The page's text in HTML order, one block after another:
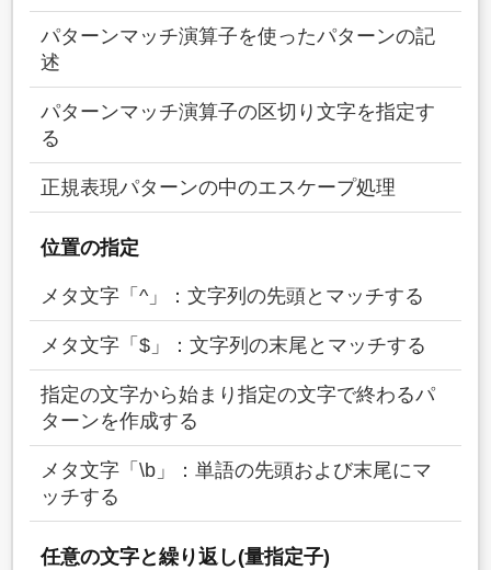
パターンマッチ演算子を使ったパターンの記
述
パターンマッチ演算子の区切り文字を指定す
る
正規表現パターンの中のエスケープ処理
位置の指定
メタ文字「^」：文字列の先頭とマッチする
メタ文字「$」：文字列の末尾とマッチする
指定の文字から始まり指定の文字で終わるパ
ターンを作成する
メタ文字「\b」：単語の先頭および末尾にマ
ッチする
任意の文字と繰り返し(量指定子)